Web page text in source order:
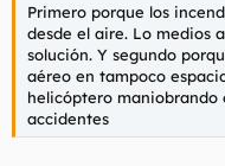
Primero porque los
desde el aire. Lo medios
solución. Y segundo
aéreo en tampoco
helicóptero maniobrando
accidentes